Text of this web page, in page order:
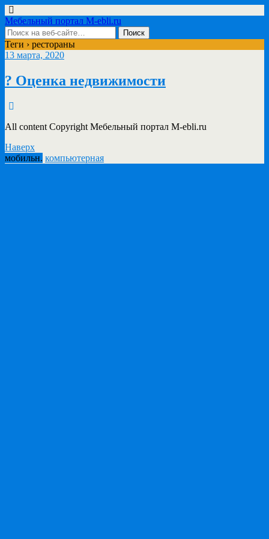
Мебельный портал M-ebli.ru
Теги › рестораны
13 марта, 2020
?️ Оценка недвижимости
All content Copyright Мебельный портал M-ebli.ru
Наверх
мобильн. компьютерная